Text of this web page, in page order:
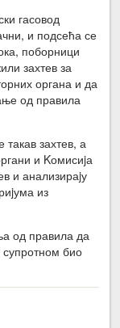
гасовод
и подсећа се
поборници
захтев за
органа и да
од правила
захтев, а
и Kомисиjа
и анализираjу
из
од правила да
супротном био